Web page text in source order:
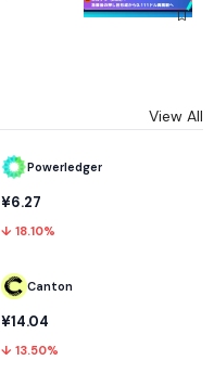
View All
Powerledger
¥6.27
↓ 18.10%
Canton
¥14.04
↓ 13.50%